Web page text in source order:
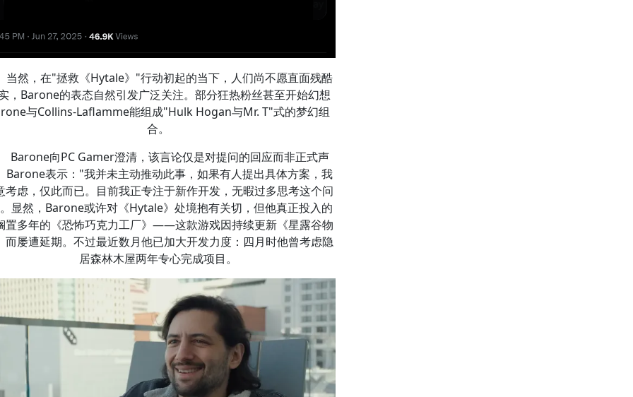
当然，在"拯救《Hytale》"行动初起的当下，人们尚不愿直面残酷
，Barone的表态自然引发广泛关注。部分狂热粉丝甚至开始幻想
与Collins-Laflamme能组成"Hulk Hogan与Mr. T"式的梦幻组
合。
Barone向PC Gamer澄清，该言论仅是对提问的回应而非正式声
Barone表示："我并未主动推动此事，如果有人提出具体方案，我
考虑，仅此而已。目前我正专注于新作开发，无暇过多思考这个问
显然，Barone或许对《Hytale》处境抱有关切，但他真正投入的
置多年的《恐怖巧克力工厂》——这款游戏因持续更新《星露谷物
而屡遭延期。不过最近数月他已加大开发力度：四月时他曾考虑隐
居森林木屋两年专心完成项目。